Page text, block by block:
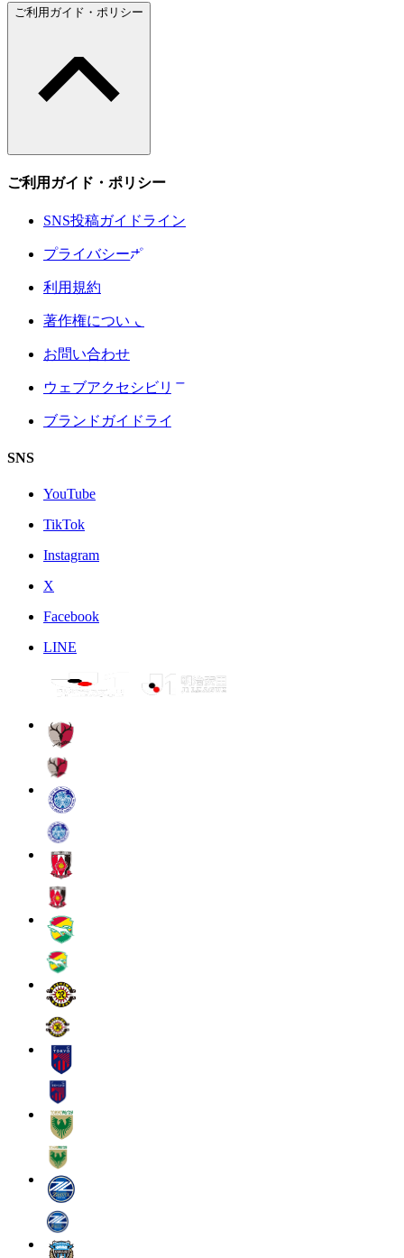
ご利用ガイド・ポリシー
ご利用ガイド・ポリシー
SNS投稿ガイドライン
プライバシーポリシー
利用規約
著作権について
お問い合わせ
ウェブアクセシビリティについて
ブランドガイドライン
SNS
YouTube
TikTok
Instagram
X
Facebook
LINE